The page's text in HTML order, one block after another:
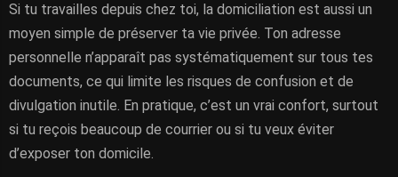
Si tu travailles depuis chez toi, la domiciliation est aussi un
moyen simple de préserver ta vie privée. Ton adresse
personnelle n’apparaît pas systématiquement sur tous tes
documents, ce qui limite les risques de confusion et de
divulgation inutile. En pratique, c’est un vrai confort, surtout
si tu reçois beaucoup de courrier ou si tu veux éviter
d’exposer ton domicile.